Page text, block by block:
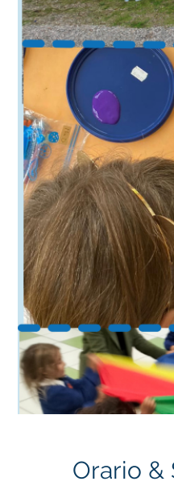
Orario &